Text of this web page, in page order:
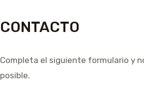
CONTACTO
Completa el siguiente formulario y
posible.